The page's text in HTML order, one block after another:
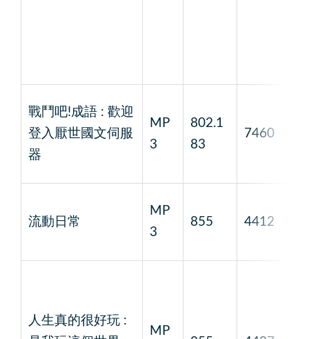
戰鬥吧!成語 : 歡迎
登入厭世國文伺服
器
MP
3
802.1
83
7460
流動日常
MP
3
855 4412
人生真的很好玩 :
MP